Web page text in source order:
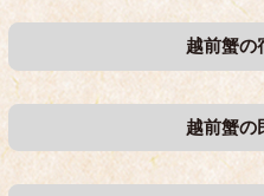
越前蟹の
越前蟹の